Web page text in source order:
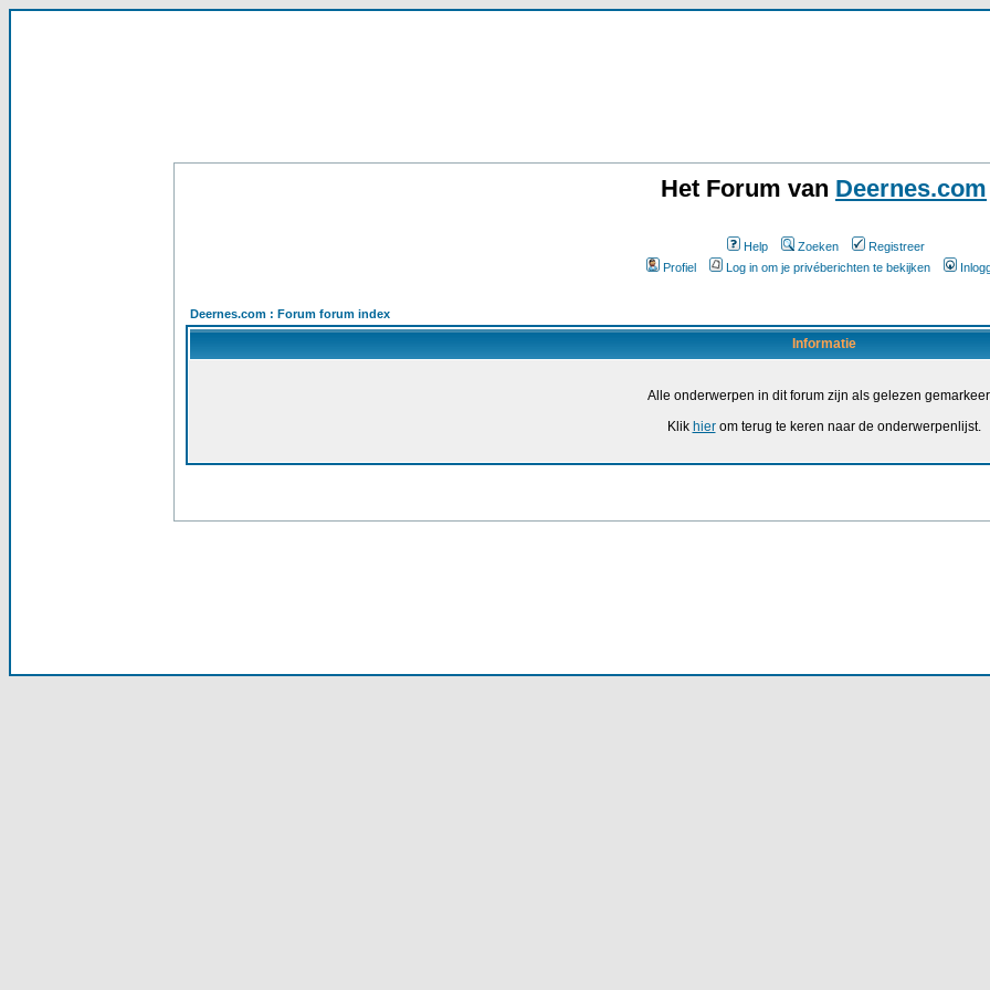
Het Forum van Deernes.com
Help Zoeken
Registreer
Profiel
Log in om je privéberichten te bekijken
Deernes.com : Forum forum index
Informatie
Alle onderwerpen in dit forum zijn als gelezen
Klik hierom terug te keren naar de onderwerpenlijst.